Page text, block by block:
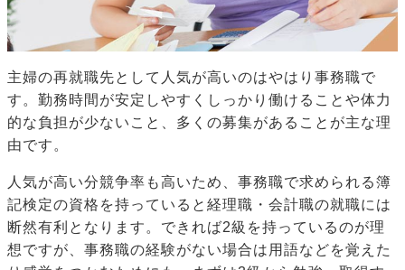
主婦の再就職先として人気が高いのはやはり事務職で
す。勤務時間が安定しやすくしっかり働けることや体力
的な負担が少ないこと、多くの募集があることが主な理
由です。
人気が高い分競争率も高いため、事務職で求められる簿
記検定の資格を持っていると経理職・会計職の就職には
断然有利となります。できれば2級を持っているのが理
想ですが、事務職の経験がない場合は用語などを覚えた